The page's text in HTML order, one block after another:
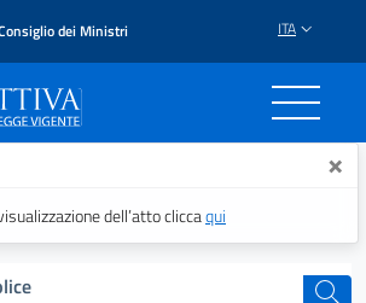
dei Ministri ITA
- Il portale ×
dell’atto cliccaqui
cerca